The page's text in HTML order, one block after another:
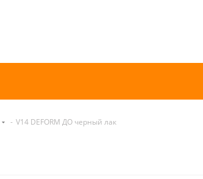
- V14 DEFORM ДО черный лак